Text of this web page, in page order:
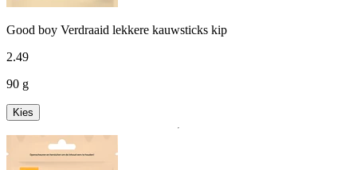
Good boy Verdraaid lekkere kauwsticks kip
2.49
90 g
Kies